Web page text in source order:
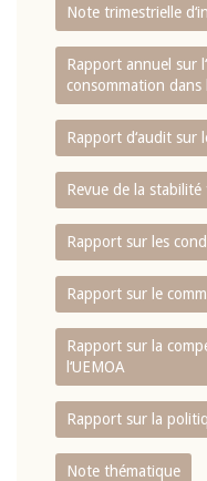
Note trimestrielle
Rapport annuel sur
consommation dans
Rapport d‘audit sur
Revue de la stabilité
Rapport sur les
Rapport sur le
Rapport sur la
l‘UEMOA
Rapport sur la
Note thématique